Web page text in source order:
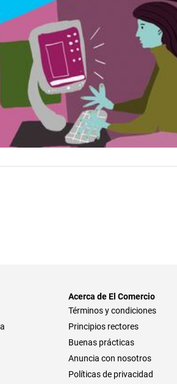
Acerca de El Comercio
Términos y condiciones
Principios rectores
Buenas prácticas
Anuncia con nosotros
Políticas de privacidad